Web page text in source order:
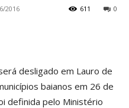
2016 0
611
desligado em Lauro de
baianos em 26 de
definida pelo Ministério